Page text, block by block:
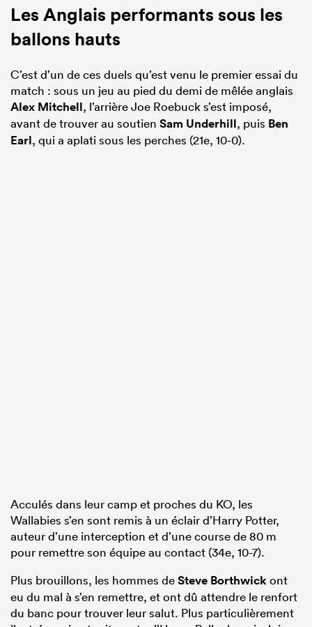
Les Anglais performants sous les
ballons hauts
C’est d’un de ces duels qu’est venu le premier essai du
match : sous un jeu au pied du demi de mêlée anglais
Alex Mitchell, l’arrière Joe Roebuck s’est imposé,
avant de trouver au soutien Sam Underhill, puis Ben
Earl, qui a aplati sous les perches (21e, 10-0).
Acculés dans leur camp et proches du KO, les
Wallabies s’en sont remis à un éclair d’Harry Potter,
auteur d’une interception et d’une course de 80 m
pour remettre son équipe au contact (34e, 10-7).
Plus brouillons, les hommes deSteve Borthwickont
eu du mal à s’en remettre, et ont dû attendre le renfort
du banc pour trouver leur salut. Plus particulièrement